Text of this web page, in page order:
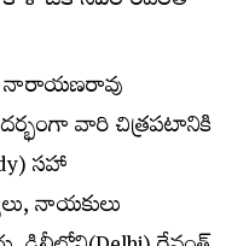
వారి చిత్రపటానికి
సహా
నాయకులు